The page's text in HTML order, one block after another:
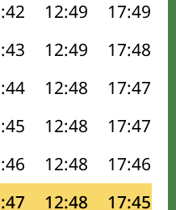
12:49 17:49
12:49 17:48
12:48 17:47
12:48 17:47
12:48 17:46
12:48 17:45